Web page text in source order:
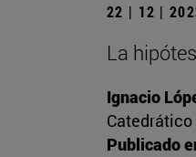
22 | 12 |
La
Ignacio
Publicado